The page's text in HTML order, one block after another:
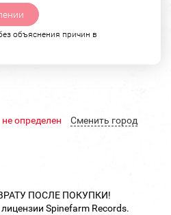
объяснения причин в
не определен Cменить город
ПОСЛЕ ПОКУПКИ!
Spinefarm Records.